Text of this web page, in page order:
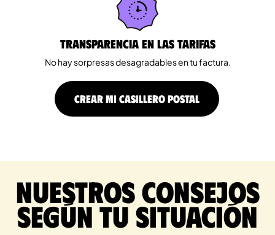
Transparencia en las tarifas
No hay sorpresas desagradables en tu factura.
CREAR MI CASILLERO POSTAL
Nuestros consejos
según tu situación